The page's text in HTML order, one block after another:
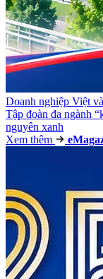
Doanh nghiệp Việt
Tập đoàn đa ngành
nguyên xanh
Xem thêm
e